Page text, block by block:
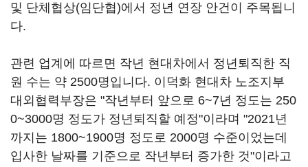
및 단체협상(임단협)에서 정년 연장 안건이 주목됩니
다.
관련 업계에 따르면 작년 현대차에서 정년퇴직한 직
원 수는 약 2500명입니다. 이덕화 현대차 노조지부
대외협력부장은 "작년부터 앞으로 6~7년 정도는 250
0~3000명 정도가 정년퇴직할 예정"이라며 "2021년
까지는 1800~1900명 정도로 2000명 수준이었는데
입사한 날짜를 기준으로 작년부터 증가한 것"이라고